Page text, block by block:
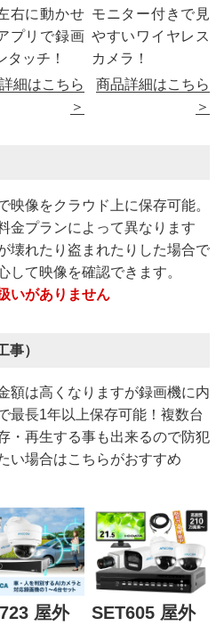
右に動かせ
プリで録画
タッチ！
細はこちら
＞
モニター付きで見
やすいワイヤレス
カメラ！
商品詳細はこちら
＞
映像をクラウド上に保存可能。
金プランによって異なります
壊れたり盗まれたりした場合で
して映像を確認できます。
いがありません
事）
額は高くなりますが録画機に内
最長1年以上保存可能！複数台
・再生する事も出来るので防犯
い場合はこちらがおすすめ
屋外 SET605 屋外